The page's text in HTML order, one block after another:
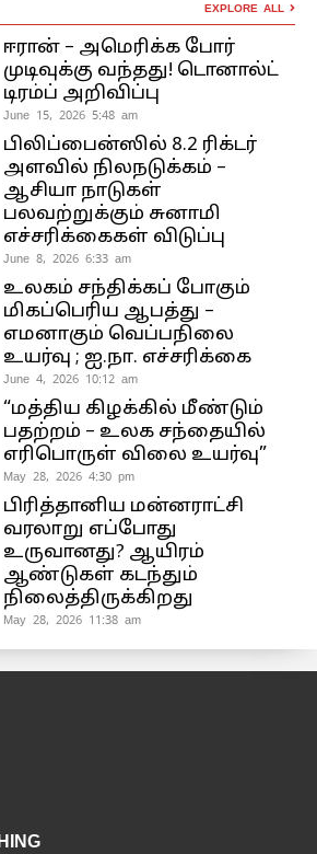
EXPLORE ALL
ஈரான் – அமெரிக்க போர்
முடிவுக்கு வந்தது! டொனால்ட்
டிரம்ப் அறிவிப்பு
June 15, 2026 5:48 am
பிலிப்பைன்ஸில் 8.2 ரிக்டர்
அளவில் நிலநடுக்கம் –
ஆசியா நாடுகள்
பலவற்றுக்கும் சுனாமி
எச்சரிக்கைகள் விடுப்பு
June 8, 2026 6:33 am
உலகம் சந்திக்கப் போகும்
மிகப்பெரிய ஆபத்து –
எமனாகும் வெப்பநிலை
உயர்வு ; ஐ.நா. எச்சரிக்கை
June 4, 2026 10:12 am
“மத்திய கிழக்கில் மீண்டும்
பதற்றம் – உலக சந்தையில்
எரிபொருள் விலை உயர்வு”
May 28, 2026 4:30 pm
பிரித்தானிய மன்னராட்சி
வரலாறு எப்போது
உருவானது? ஆயிரம்
ஆண்டுகள் கடந்தும்
நிலைத்திருக்கிறது
May 28, 2026 11:38 am